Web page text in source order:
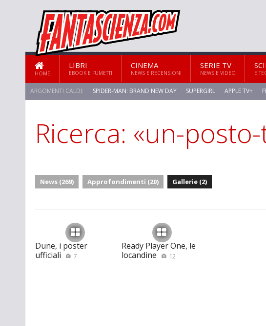
HOME
LIBRI
EBOOK E FUMETTI
CINEMA
NEWS E RECENSIONI
SERIE TV
NEWS E VIDEO E
ARGOMENTI CALDI: SPIDER-MAN: BRAND NEW DAY SUPERGIRL APPLE TV+
STAR TREK: STRANGE NEW WORLDS
Ricerca: «un-
News (269) Approfondimenti (20) Gallerie (2)
Dune, i poster
ufficiali
7
Ready Player One, le
locandine
12